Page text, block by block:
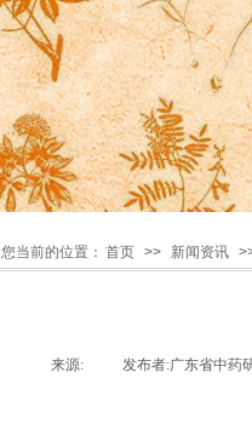
首页 >> 新闻资讯
您当前的位置：
来源: 发布者:广东省中药